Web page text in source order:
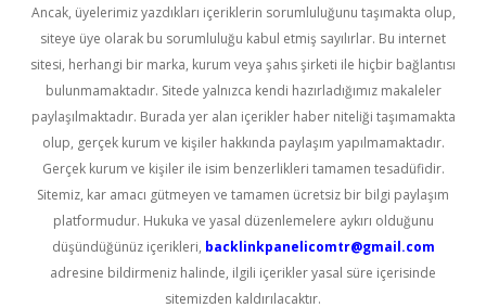
Ancak, üyelerimiz yazdıkları içeriklerin sorumluluğunu taşımakta olup,
siteye üye olarak bu sorumluluğu kabul etmiş sayılırlar. Bu internet
sitesi, herhangi bir marka, kurum veya şahıs şirketi ile hiçbir bağlantısı
bulunmamaktadır. Sitede yalnızca kendi hazırladığımız makaleler
paylaşılmaktadır. Burada yer alan içerikler haber niteliği taşımamakta
olup, gerçek kurum ve kişiler hakkında paylaşım yapılmamaktadır.
Gerçek kurum ve kişiler ile isim benzerlikleri tamamen tesadüfidir.
Sitemiz, kar amacı gütmeyen ve tamamen ücretsiz bir bilgi paylaşım
platformudur. Hukuka ve yasal düzenlemelere aykırı olduğunu
düşündüğünüz içerikleri, backlinkpanelicomtr@gmail.com
adresine bildirmeniz halinde, ilgili içerikler yasal süre içerisinde
sitemizden kaldırılacaktır.